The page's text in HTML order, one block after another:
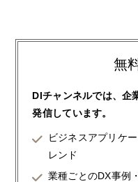
無
DIチャンネルでは、企
発信しています。
ビジネスアプリケ
レンド
業種ごとのDX事例